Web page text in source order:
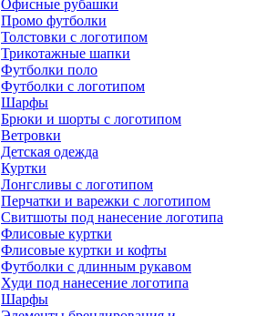
Офисные рубашки
Промо футболки
Толстовки с логотипом
Трикотажные шапки
Футболки поло
Футболки с логотипом
Шарфы
Брюки и шорты с логотипом
Ветровки
Детская одежда
Куртки
Лонгсливы с логотипом
Перчатки и варежки с логотипом
Свитшоты под нанесение логотипа
Флисовые куртки
Флисовые куртки и кофты
Футболки с длинным рукавом
Худи под нанесение логотипа
Шарфы